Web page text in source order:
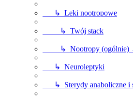
↳ Leki nootropowe
↳ Twój stack
↳ Nootropy (ogólnie) →
↳ Neuroleptyki
↳ Sterydy anaboliczne i